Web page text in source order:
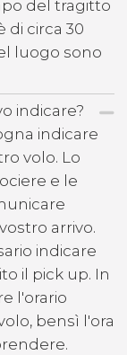
del tragitto
di circa 30
luogo sono
indicare?
indicare
volo. Lo
e le
arrivo.
indicare
il pick up. In
l'orario
bensì l'ora